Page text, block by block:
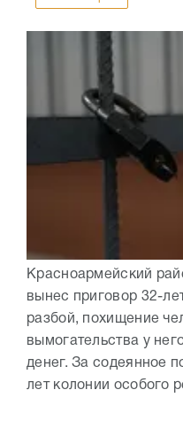
Красноармейский
вынес приговор 32-
разбой, похищение
вымогательства у
денег. За содеянное
лет колонии особого